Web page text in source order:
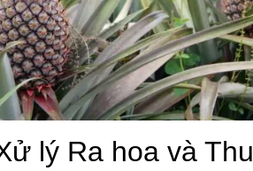
lý Ra hoa và Thu